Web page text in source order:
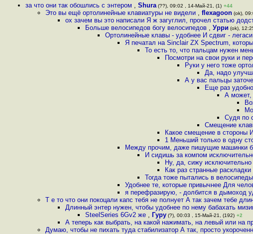
за что они так обошлись с энтером , Shura (??), 09:02 , 14-Май-21, (1) +44
Это вы ещё ортолинейные клавиатуры не видели , flexagoon (ok),
ох зачем вы это написали Я ж загуглил, прочел статью
Больше велосипедов богу велосипедов , Урри (ok),
Ортолинейные клавы - удобнее И сдвиг -
Я печатал на Sinclair ZX Spectrum,
То есть то, что пальцам нужен
Посмотри на свои руки и
Руки у него тоже
Да, надо
А у вас пальцы
Еще раз
А может,
Судя по
Смещение
Какое смещение в стороны
1 Меньший только в одну
Между прочим, даже пишущие машинки
И сидишь за компом
Ну, да, сижу
Как раз странные
Тогда тоже пытались в
Удобнее те, которые привычнее Для
я перефразирую, - долбится в дымоход
Т е то что они покоцали капс тебя не полнует А так зачем тебе
Длинный энтер нужен, чтобы удобнее по нему бабахать
SteelSeries 6Gv2 же , Гуру (?), 00:03 , 15-Май-21, (192) +2
А теперь как выбрать, на какой нажимать, на левый или на
Думаю, чтобы не пихать туда стабилизатор А так, просто